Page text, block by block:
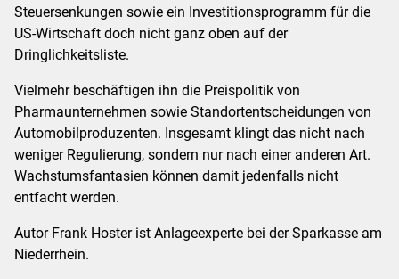
Steuersenkungen sowie ein Investitionsprogramm für die
US-Wirtschaft doch nicht ganz oben auf der
Dringlichkeitsliste.
Vielmehr beschäftigen ihn die Preispolitik von
Pharmaunternehmen sowie Standortentscheidungen von
Automobilproduzenten. Insgesamt klingt das nicht nach
weniger Regulierung, sondern nur nach einer anderen Art.
Wachstumsfantasien können damit jedenfalls nicht
entfacht werden.
Autor Frank Hoster ist Anlageexperte bei der Sparkasse am
Niederrhein.